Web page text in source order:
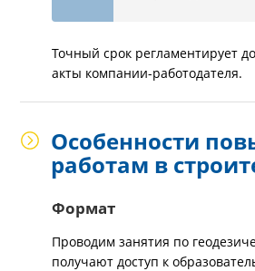
Точный срок регламентирует
акты компании-работодателя.
Особенности
работам в
Формат
Проводим занятия по
получают доступ к